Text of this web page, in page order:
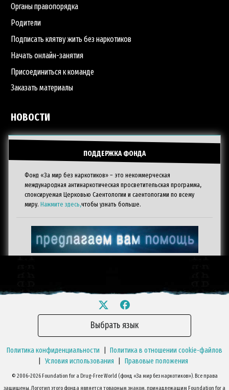
Органы правопорядка
Родители
Подписать клятву жить без наркотиков
Начать онлайн-занятия
Присоединиться к команде
Заказать материалы
НОВОСТИ
ПОДДЕРЖКА ФОНДА
Фонд «За мир без наркотиков» – это некоммерческая
международная антинаркотическая просветительская программа,
спонсируемая Церковью Саентологии и саентологами по всему
миру. Нажмите здесь,чтобы узнать больше.
Выбрать язык
Политика конфиденциальности
Политика в отношении cookie-файлов
Условия использования Правовые положения
© 2006–2026 Foundation for a Drug-Free World (фонд «За мир без наркотиков»). Все права
защищены. Логотип этого фонда является товарным знаком, принадлежащим Foundation for a